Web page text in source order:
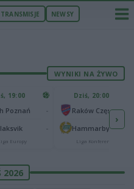
TRANSMISJE NEWSY
WYNIKI NA ŻYWO
19:00
Poznań
Europy
Dziś, 20:00
Raków Częstochowa
Hammarby IF
Liga Konferencji
›